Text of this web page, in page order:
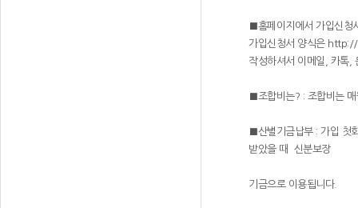
■홈페이지에서 가입신청
가입신청서 양식은
작성하셔서 이메일, 카톡
■조합비는? : 조합비는
■산별기금납부 : 가입 첫
받았을 때 신분보장
기금으로 이용됩니다.